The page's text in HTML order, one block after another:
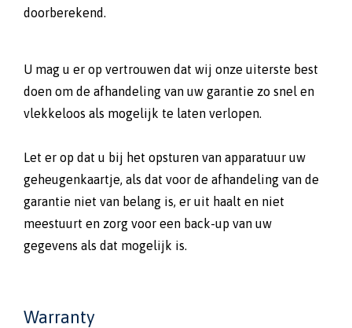
doorberekend.
U mag u er op vertrouwen dat wij onze uiterste best
doen om de afhandeling van uw garantie zo snel en
vlekkeloos als mogelijk te laten verlopen.
Let er op dat u bij het opsturen van apparatuur uw
geheugenkaartje, als dat voor de afhandeling van de
garantie niet van belang is, er uit haalt en niet
meestuurt en zorg voor een back-up van uw
gegevens als dat mogelijk is.
Warranty